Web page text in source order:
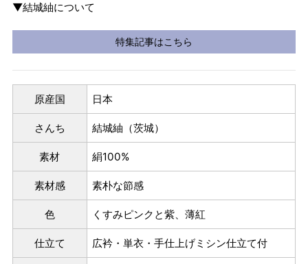
パターンオーダー（弊社規定のS～LLサイズより、身長・
店舗で採寸（お近くの店舗でスタッフが採寸）
▼結城紬について
特集記事はこちら
原産国 日本
さんち 結城紬（茨城）
素材 絹100%
素材感 素朴な節感
色 くすみピンクと紫、薄紅
仕立て 広衿・単衣・手仕上げミシン仕立て付